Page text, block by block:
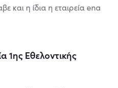
και η ίδια η εταιρεία ena
1ης Εθελοντικής